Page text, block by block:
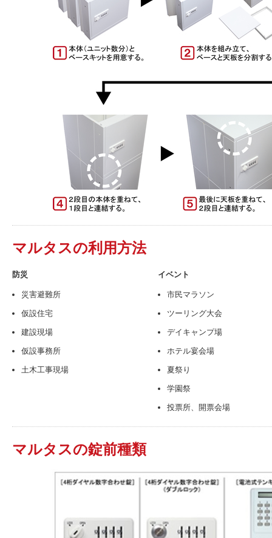
マルタスの利用方法
防災
災害避難所
仮設住宅
建設現場
仮設事務所
土木工事現場
イベント
市民マラソン
ツーリング大会
デイキャンプ場
ホテル宴会場
夏祭り
学園祭
投票所、開票会場
マルタスの錠前種類